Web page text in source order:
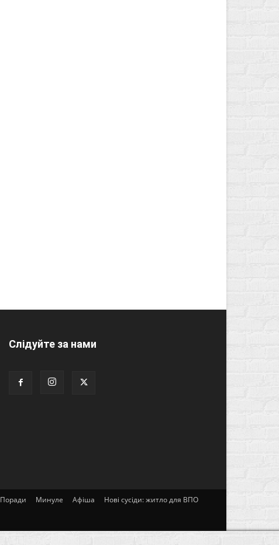
Слідуйте за нами
Поради Минуле Афіша Нові сусіди: житло для ВПО